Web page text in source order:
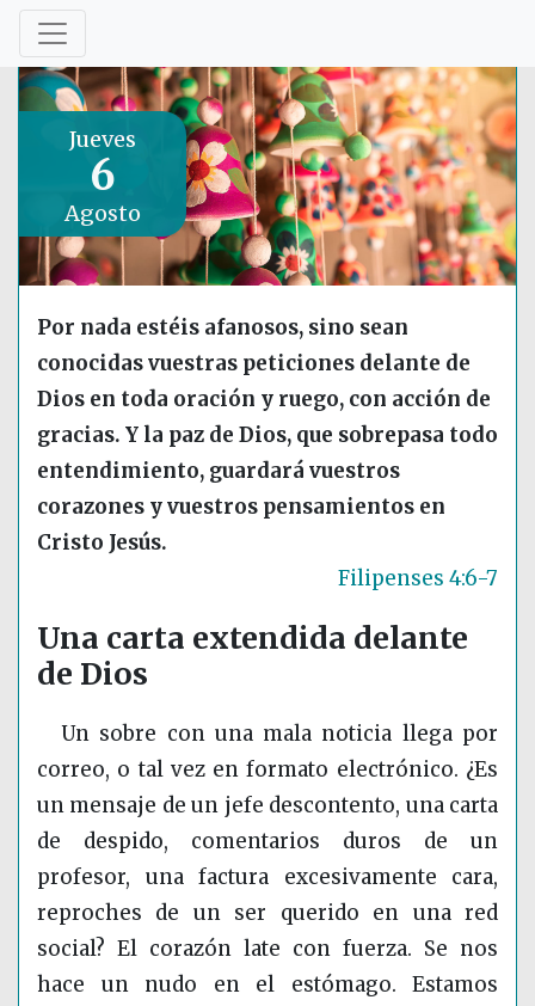
Jueves
6
Agosto
Por nada estéis afanosos, sino sean
conocidas vuestras peticiones delante de
Dios en toda oración y ruego, con acción de
gracias. Y la paz de Dios, que sobrepasa todo
entendimiento, guardará vuestros
corazones y vuestros pensamientos en
Cristo Jesús.
Filipenses 4:6-7
Una carta extendida delante
de Dios
Un sobre con una mala noticia llega por
correo, o tal vez en formato electrónico. ¿Es
un mensaje de un jefe descontento, una carta
de despido, comentarios duros de un
profesor, una factura excesivamente cara,
reproches de un ser querido en una red
social? El corazón late con fuerza. Se nos
hace un nudo en el estómago. Estamos